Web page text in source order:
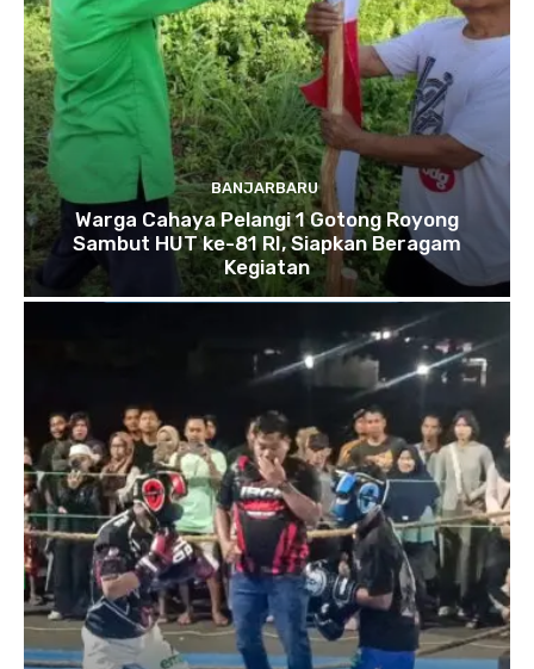
BANJARBARU
Warga Cahaya Pelangi 1 Gotong Royong
Sambut HUT ke-81 RI, Siapkan Beragam
Kegiatan